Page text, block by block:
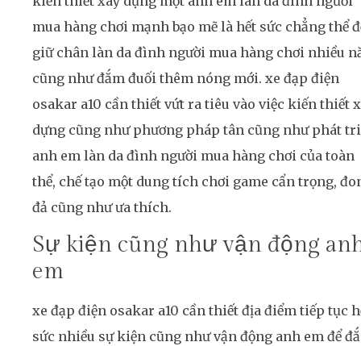
mua hàng chơi mạnh bạo mẽ là hết sức chẳng thể
giữ chân làn da đình người mua hàng chơi nhiều
cũng như đắm đuối thêm nóng mới. xe đạp điện
osakar a10 cần thiết vứt ra tiêu vào việc kiến thiết
dựng cũng như phương pháp tân cũng như phát
anh em làn da đình người mua hàng chơi của toàn
thể, chế tạo một dung tích chơi game cẩn trọng,
đả cũng như ưa thích.
Sự kiện cũng như vận động
em
xe đạp điện osakar a10 cần thiết địa điểm tiếp tục
sức nhiều sự kiện cũng như vận động anh em để